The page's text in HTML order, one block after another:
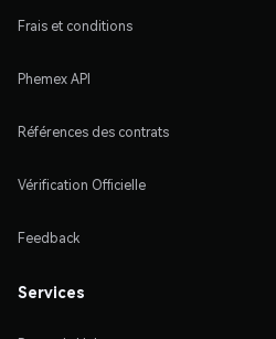
Frais et conditions
Phemex API
Références des contrats
Vérification Officielle
Feedback
Services